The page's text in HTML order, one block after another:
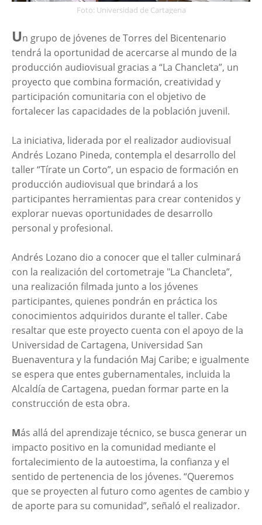
Foto: Universidad de Cartagena
Un grupo de jóvenes de Torres del Bicentenario
tendrá la oportunidad de acercarse al mundo de la
producción audiovisual gracias a “La Chancleta”, un
proyecto que combina formación, creatividad y
participación comunitaria con el objetivo de
fortalecer las capacidades de la población juvenil.
La iniciativa, liderada por el realizador audiovisual
Andrés Lozano Pineda, contempla el desarrollo del
taller “Tírate un Corto”, un espacio de formación en
producción audiovisual que brindará a los
participantes herramientas para crear contenidos y
explorar nuevas oportunidades de desarrollo
personal y profesional.
Andrés Lozano dio a conocer que el taller culminará
con la realización del cortometraje "La Chancleta”,
una realización filmada junto a los jóvenes
participantes, quienes pondrán en práctica los
conocimientos adquiridos durante el taller. Cabe
resaltar que este proyecto cuenta con el apoyo de la
Universidad de Cartagena, Universidad San
Buenaventura y la fundación Maj Caribe; e igualmente
se espera que entes gubernamentales, incluida la
Alcaldía de Cartagena, puedan formar parte en la
construcción de esta obra.
Más allá del aprendizaje técnico, se busca generar un
impacto positivo en la comunidad mediante el
fortalecimiento de la autoestima, la confianza y el
sentido de pertenencia de los jóvenes. “Queremos
que se proyecten al futuro como agentes de cambio y
de aporte para su comunidad”, señaló el realizador.